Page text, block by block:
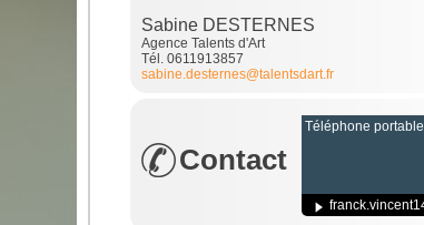
Sabine DESTERNES
Agence Talents d'Art
Tél. 0611913857
sabine.desternes@talentsdart.fr
Contact
Téléphone